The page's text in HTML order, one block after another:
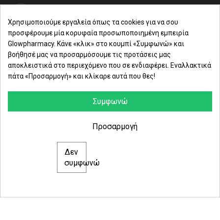
Δευ. - Παρ.: 8:00 - 21:00
Σάββατο: 09:00-15:00
ΕΤΑΙΡΕΙΑ
© 2021 glowpharmacy.gr
Χρησιμοποιούμε εργαλεία όπως τα cookies για να σου
προσφέρουμε μία κορυφαία προσωποποιημένη εμπειρία
Glowpharmacy. Κάνε «κλικ» στο κουμπί «Συμφωνώ» και
βοήθησέ μας να προσαρμόσουμε τις προτάσεις μας
αποκλειστικά στο περιεχόμενο που σε ενδιαφέρει. Εναλλακτικά
πάτα «Προσαρμογή» και κλίκαρε αυτά που θες!
Συμφωνώ
Δεν
συμφωνώ
Προσαρμογή